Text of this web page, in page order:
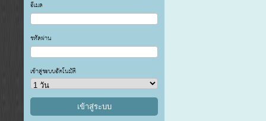
อีเมล
รหัสผ่าน
เข้าสู่ระบบอัตโนมัติ